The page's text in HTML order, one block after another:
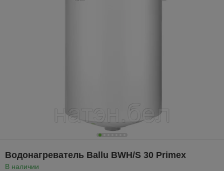
Водонагреватель Ballu BWH/S 30 Primex
В наличии